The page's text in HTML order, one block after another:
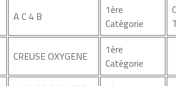
A C 4 B
1ère
Catégorie
CREUSE OXYGENE
1ère
Catégorie